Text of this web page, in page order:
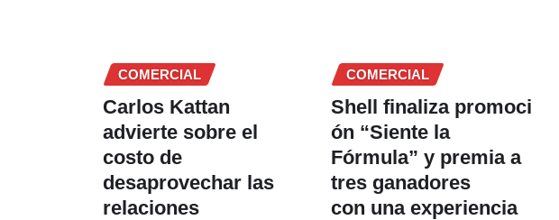
COMERCIAL
Carlos Kattan
advierte sobre el
costo de
desaprovechar las
relaciones
COMERCIAL
Shell finaliza promoci
ón “Siente la
Fórmula” y premia a
tres ganadores
con una experiencia